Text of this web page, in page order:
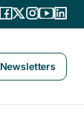
Newsletters